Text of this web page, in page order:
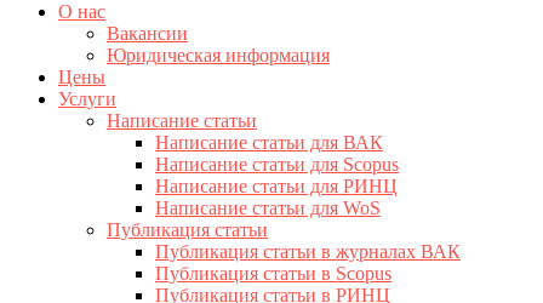
О нас
Вакансии
Юридическая информация
Цены
Услуги
Написание статьи
Написание статьи для ВАК
Написание статьи для Scopus
Написание статьи для РИНЦ
Написание статьи для WoS
Публикация статьи
Публикация статьи в журналах ВАК
Публикация статьи в Scopus
Публикация статьи в РИНЦ